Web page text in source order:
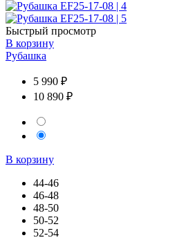
Быстрый просмотр
В корзину
Рубашка
5 990 ₽
10 890 ₽
В корзину
44-46
46-48
48-50
50-52
52-54